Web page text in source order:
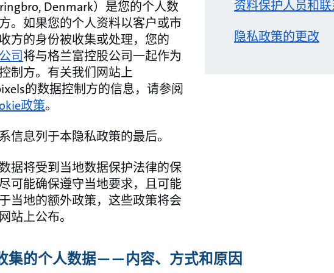
资料保护人员和
隐私政策的更改
Denmark）是您的个人数
。如果您的个人资料以客户或市
方的身份被收集或处理，您的
司将与格兰富控股公司一起作为
制方。有关我们网站上
的数据控制方的信息，请参阅
政策。
信息列于本隐私政策的最后。
据将受到当地数据保护法律的保
可能确保遵守当地要求，且可能
当地的额外政策，这些政策将会
站上公布。
集的个人数据——内容、方式和原因